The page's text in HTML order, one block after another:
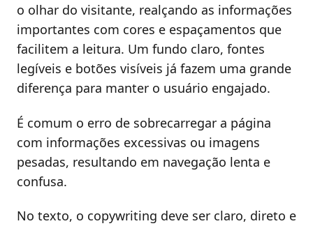
o olhar do visitante, realçando as informações
importantes com cores e espaçamentos que
facilitem a leitura. Um fundo claro, fontes
legíveis e botões visíveis já fazem uma grande
diferença para manter o usuário engajado.
É comum o erro de sobrecarregar a página
com informações excessivas ou imagens
pesadas, resultando em navegação lenta e
confusa.
No texto, o copywriting deve ser claro, direto e